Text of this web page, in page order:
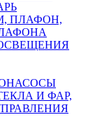
ПЛАФОН,
И ФАР,